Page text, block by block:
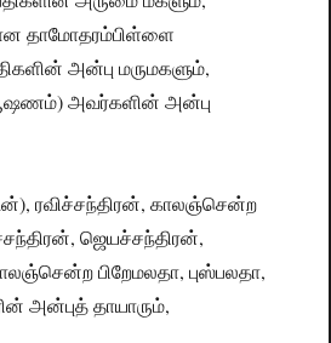
தாமோதரம்பிள்ளை
அன்பு மருமகளும்,
அவர்களின் அன்பு
ரவிச்சந்திரன், காலஞ்சென்ற
ஜெயச்சந்திரன்,
பிறேமலதா, புஸ்பலதா,
அன்புத் தாயாரும்,